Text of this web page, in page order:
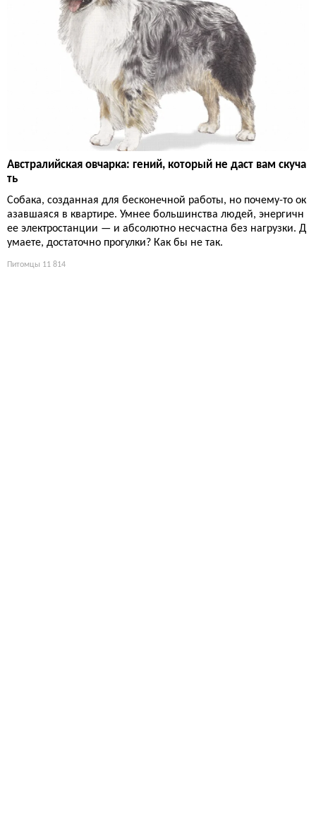
Австралийская овчарка: гений, который не даст вам скуча
ть
Собака, созданная для бесконечной работы, но почему-то ок
азавшаяся в квартире. Умнее большинства людей, энергичн
ее электростанции — и абсолютно несчастна без нагрузки. Д
умаете, достаточно прогулки? Как бы не так.
Питомцы 11 814